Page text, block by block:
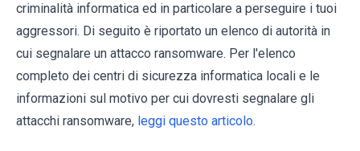
criminalità informatica ed in particolare a perseguire i tuoi
aggressori. Di seguito è riportato un elenco di autorità in
cui segnalare un attacco ransomware. Per l'elenco
completo dei centri di sicurezza informatica locali e le
informazioni sul motivo per cui dovresti segnalare gli
attacchi ransomware, leggi questo articolo.